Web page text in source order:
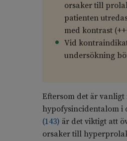
orsaker till
patienten
med kontrast
Vid
undersökning
Eftersom det är vanligt
hypofysincidentalom i
(143) är det viktigt att
orsaker till